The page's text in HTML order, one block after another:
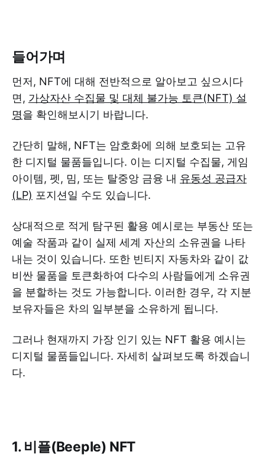
들어가며
먼저, NFT에 대해 전반적으로 알아보고 싶으시다
면, 가상자산 수집물 및 대체 불가능 토큰(NFT) 설
명을 확인해보시기 바랍니다.
간단히 말해, NFT는 암호화에 의해 보호되는 고유
한 디지털 물품들입니다. 이는 디지털 수집물, 게임
아이템, 펫, 밈, 또는 탈중앙 금융 내 유동성 공급자
(LP) 포지션일 수도 있습니다.
상대적으로 적게 탐구된 활용 예시로는 부동산 또는
예술 작품과 같이 실제 세계 자산의 소유권을 나타
내는 것이 있습니다. 또한 빈티지 자동차와 같이 값
비싼 물품을 토큰화하여 다수의 사람들에게 소유권
을 분할하는 것도 가능합니다. 이러한 경우, 각 지분
보유자들은 차의 일부분을 소유하게 됩니다.
그러나 현재까지 가장 인기 있는 NFT 활용 예시는
디지털 물품들입니다. 자세히 살펴보도록 하겠습니
다.
1. 비플(Beeple) NFT